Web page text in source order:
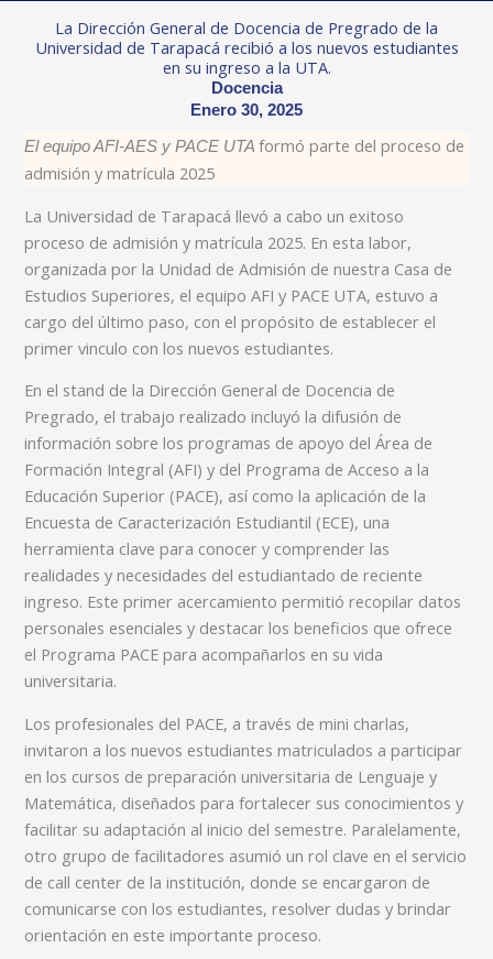
La Dirección General de Docencia de Pregrado de la
Universidad de Tarapacá recibió a los nuevos estudiantes
en su ingreso a la UTA.
Docencia
Enero 30, 2025
El equipo AFI-AES y PACE UTAformó parte del proceso de
admisión y matrícula 2025
La Universidad de Tarapacá llevó a cabo un exitoso
proceso de admisión y matrícula 2025. En esta labor,
organizada por la Unidad de Admisión de nuestra Casa de
Estudios Superiores, el equipo AFI y PACE UTA, estuvo a
cargo del último paso, con el propósito de establecer el
primer vinculo con los nuevos estudiantes.
En el stand de la Dirección General de Docencia de
Pregrado, el trabajo realizado incluyó la difusión de
información sobre los programas de apoyo del Área de
Formación Integral (AFI) y del Programa de Acceso a la
Educación Superior (PACE), así como la aplicación de la
Encuesta de Caracterización Estudiantil (ECE), una
herramienta clave para conocer y comprender las
realidades y necesidades del estudiantado de reciente
ingreso. Este primer acercamiento permitió recopilar datos
personales esenciales y destacar los beneficios que ofrece
el Programa PACE para acompañarlos en su vida
universitaria.
Los profesionales del PACE, a través de mini charlas,
invitaron a los nuevos estudiantes matriculados a participar
en los cursos de preparación universitaria de Lenguaje y
Matemática, diseñados para fortalecer sus conocimientos y
facilitar su adaptación al inicio del semestre. Paralelamente,
otro grupo de facilitadores asumió un rol clave en el servicio
de call center de la institución, donde se encargaron de
comunicarse con los estudiantes, resolver dudas y brindar
orientación en este importante proceso.